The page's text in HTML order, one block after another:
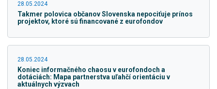
Skočiť
pätičku
stránky
28.05.2024
Takmer polovica občanov Slovenska nepociťuje prínos
projektov, ktoré sú financované z eurofondov
28.05.2024
Koniec informačného chaosu v eurofondoch a
dotáciách: Mapa partnerstva uľahčí orientáciu v
aktuálnych výzvach